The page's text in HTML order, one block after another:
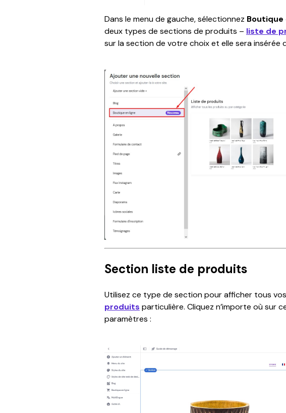
Dans le menu de gauche, sélectionnez Boutique
deux types de sections de produits – liste de
sur la section de votre choix et elle sera insérée
Section liste de produits
Utilisez ce type de section pour afficher tous
produits particulière. Cliquez n’importe où sur
paramètres :